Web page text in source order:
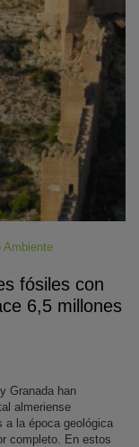
Ambiente
fósiles con
6,5 millones
Granada han
almeriense
a la época geológica
completo. En estos